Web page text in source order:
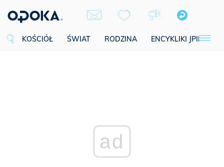
KOŚCIÓŁ ŚWIAT RODZINA ENCYKLIKI JPII
ad